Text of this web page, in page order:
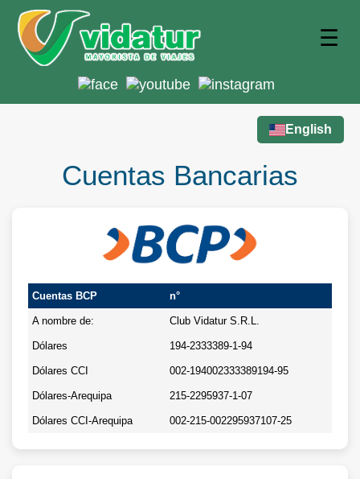
☰
English
Cuentas Bancarias
Cuentas BCP n°
A nombre de: Club Vidatur S.R.L.
Dólares 194-2333389-1-94
Dólares CCI 002-194002333389194-95
Dólares-Arequipa 215-2295937-1-07
Dólares CCI-Arequipa 002-215-002295937107-25